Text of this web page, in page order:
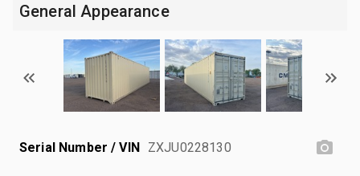
General Appearance
Serial Number / VIN ZXJU0228130